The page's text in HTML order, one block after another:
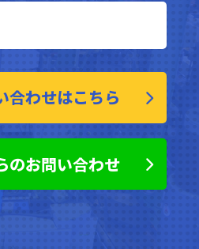
合わせはこちら
のお問い合わせ